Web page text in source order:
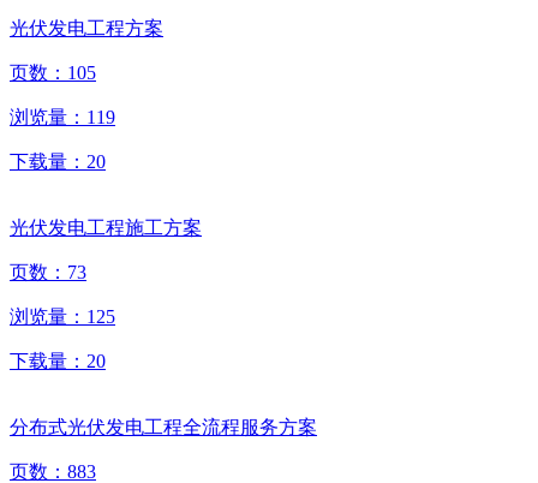
光伏发电工程方案
页数： 105
浏览量： 119
下载量： 20
光伏发电工程施工方案
页数： 73
浏览量： 125
下载量： 20
分布式光伏发电工程全流程服务方案
页数： 883